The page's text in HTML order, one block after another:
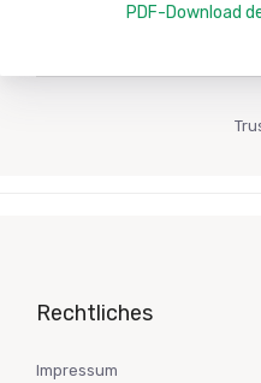
PDF-Download
Rechtliches
Impressum